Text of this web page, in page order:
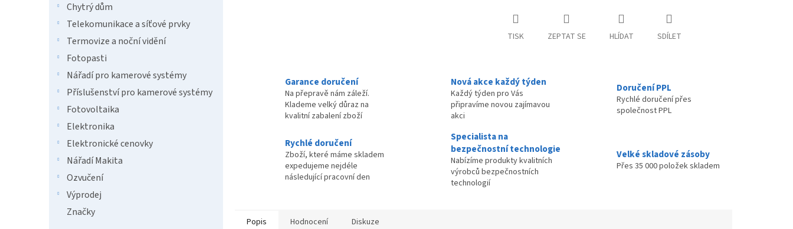
Chytrý dům
Telekomunikace a síťové prvky
Termovize a noční vidění
Fotopasti
Nářadí pro kamerové systémy
Příslušenství pro kamerové systémy
Fotovoltaika
Elektronika
Elektronické cenovky
Nářadí Makita
Ozvučení
Výprodej
Značky
TISK ZEPTAT SE HLÍDAT SDÍLET
Garance doručení
Na přepravě nám záleží.
Klademe velký důraz na
kvalitní zabalení zboží
Nová akce každý týden
Každý týden pro Vás
připravíme novou zajímavou
akci
Doručení PPL
Rychlé doručení přes
společnost PPL
Rychlé doručení
Zboží, které máme skladem
expedujeme nejdéle
následující pracovní den
Specialista na
bezpečnostní technologie
Nabízíme produkty kvalitních
výrobců bezpečnostních
technologií
Velké skladové zásoby
Přes 35 000 položek skladem
Popis Hodnocení Diskuze